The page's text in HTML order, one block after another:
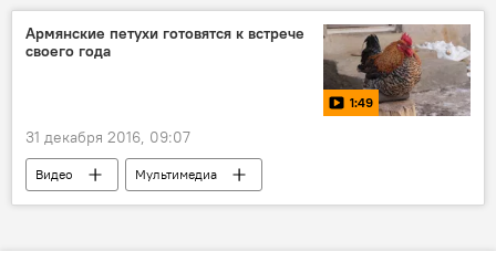
Армянские петухи готовятся к встрече
своего года
1:49
31 декабря 2016, 09:07
Видео
Мультимедиа
Этот Новый год